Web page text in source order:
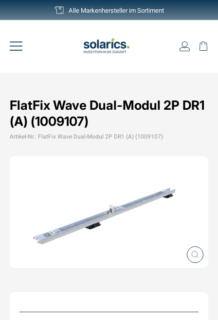
Direkt
zum
Pause
Deutschlands grösste Auswahl
Seitennavigation
FlatFix Wave Dual-Modul 2P DR1
(A) (1009107)
Artikel-Nr.: FlatFix Wave Dual-Modul 2P DR1 (A) (1009107)